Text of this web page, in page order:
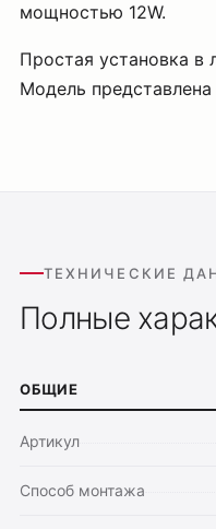
мощностью 12W.
Простая установка
Модель
ТЕХНИЧЕСКИЕ
Полные
ОБЩИЕ
Артикул
Способ монтажа